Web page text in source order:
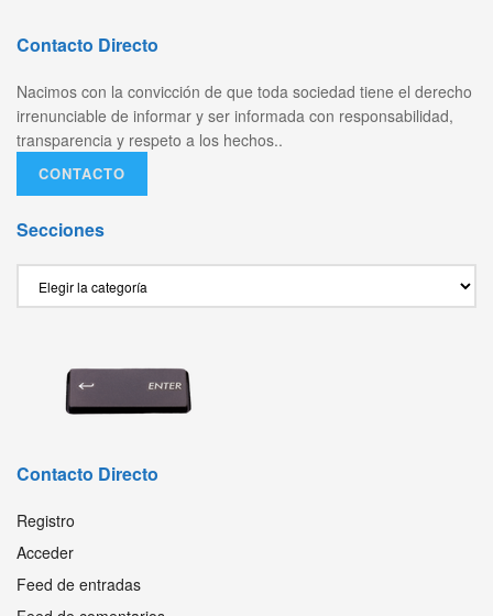
Contacto Directo
Nacimos con la convicción de que toda sociedad tiene el derecho
irrenunciable de informar y ser informada con responsabilidad,
transparencia y respeto a los hechos..
CONTACTO
Secciones
Contacto Directo
Registro
Acceder
Feed de entradas